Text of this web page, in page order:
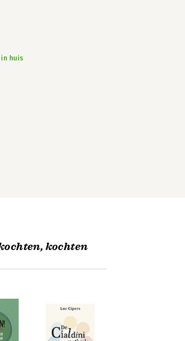
in huis
kochten